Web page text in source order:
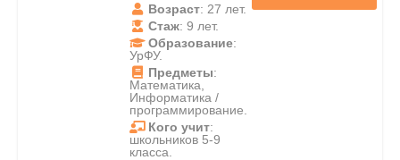
Возраст: 27 лет.
Стаж: 9 лет.
Образование:
УрФУ.
Предметы:
Математика,
Информатика /
программирование.
Кого учит:
школьников 5-9
класса.